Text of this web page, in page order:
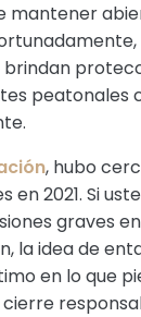
mantener
peatonales
, hubo
2021. Si
graves
la idea de
en lo que